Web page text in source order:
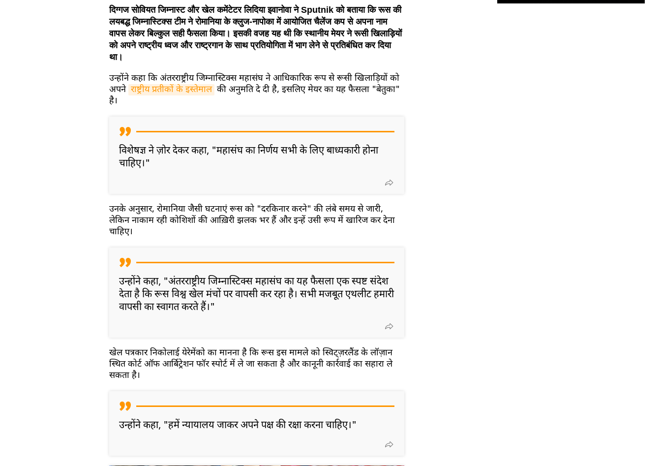
दिग्गज सोवियत जिम्नास्ट और खेल कमेंटेटर लिदिया इवानोवा ने Sputnik को बताया कि रूस की
लयबद्ध जिम्नास्टिक्स टीम ने रोमानिया के क्लुज-नापोका में आयोजित चैलेंज कप से अपना नाम
वापस लेकर बिल्कुल सही फैसला किया। इसकी वजह यह थी कि स्थानीय मेयर ने रूसी खिलाड़ियों
को अपने राष्ट्रीय ध्वज और राष्ट्रगान के साथ प्रतियोगिता में भाग लेने से प्रतिबंधित कर दिया
था।
उन्होंने कहा कि अंतरराष्ट्रीय जिम्नास्टिक्स महासंघ ने आधिकारिक रूप से रूसी खिलाड़ियों को
अपने राष्ट्रीय प्रतीकों के इस्तेमाल की अनुमति दे दी है, इसलिए मेयर का यह फैसला "बेतुका"
है।
विशेषज्ञ ने ज़ोर देकर कहा, "महासंघ का निर्णय सभी के लिए बाध्यकारी होना
चाहिए।"
उनके अनुसार, रोमानिया जैसी घटनाएं रूस को "दरकिनार करने" की लंबे समय से जारी,
लेकिन नाकाम रही कोशिशों की आख़िरी झलक भर हैं और इन्हें उसी रूप में खारिज कर देना
चाहिए।
उन्होंने कहा, "अंतरराष्ट्रीय जिम्नास्टिक्स महासंघ का यह फैसला एक स्पष्ट संदेश
देता है कि रूस विश्व खेल मंचों पर वापसी कर रहा है। सभी मजबूत एथलीट हमारी
वापसी का स्वागत करते हैं।"
खेल पत्रकार निकोलाई येरेमेंको का मानना है कि रूस इस मामले को स्विट्ज़रलैंड के लॉज़ान
स्थित कोर्ट ऑफ आर्बिट्रेशन फॉर स्पोर्ट में ले जा सकता है और कानूनी कार्रवाई का सहारा ले
सकता है।
उन्होंने कहा, "हमें न्यायालय जाकर अपने पक्ष की रक्षा करना चाहिए।"